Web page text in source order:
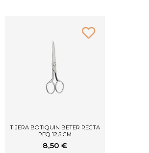
TIJERA BOTIQUIN BETER RECTA
PEQ 12,5 CM
8,50 €